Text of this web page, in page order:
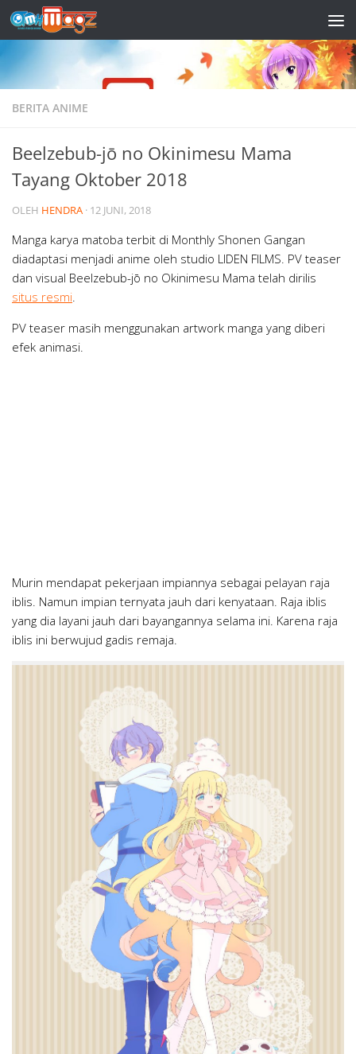
Skip to content
BERITA ANIME
Beelzebub-jō no Okinimesu Mama
Tayang Oktober 2018
OLEH HENDRA · 12 JUNI, 2018
Manga karya matoba terbit di Monthly Shonen Gangan
diadaptasi menjadi anime oleh studio LIDEN FILMS. PV teaser
dan visual Beelzebub-jō no Okinimesu Mama telah dirilis
situs resmi
PV teaser masih menggunakan artwork manga yang diberi
efek animasi.
Murin mendapat pekerjaan impiannya sebagai pelayan raja
iblis. Namun impian ternyata jauh dari kenyataan. Raja iblis
yang dia layani jauh dari bayangannya selama ini. Karena raja
iblis ini berwujud gadis remaja.